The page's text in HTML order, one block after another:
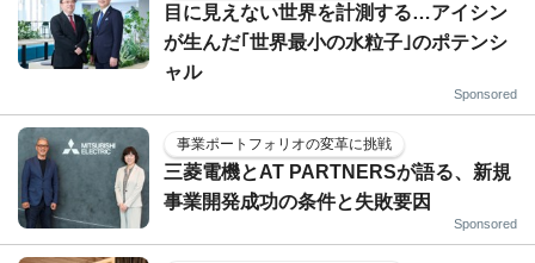
目に見えない世界を計測する…アイシン
が生んだ｢世界最小の水粒子｣のポテンシ
ャル
Sponsored
事業ポートフォリオの変革に挑戦
三菱電機とAT PARTNERSが語る、新規
事業開発成功の条件と失敗要因
Sponsored